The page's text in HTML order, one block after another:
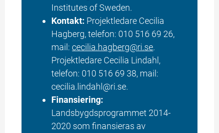
Institutes of Sweden.
Kontakt: Projektledare Cecilia
Hagberg, telefon: 010 516 69 26,
mail: cecilia.hagberg@ri.se.
Projektledare Cecilia Lindahl,
telefon: 010 516 69 38, mail:
cecilia.lindahl@ri.se.
Finansiering:
Landsbygdsprogrammet 2014-
2020 som finansieras av